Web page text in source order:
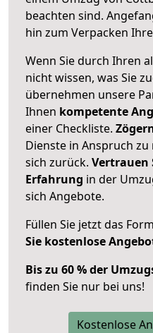
beachten sind.
hin zum Verpacken
Wenn Sie durch Ihren
nicht wissen, was Sie
übernehmen unsere
Ihnen kompetente
einer Checkliste.
Dienste in Anspruch
sich zurück. Vertrauen
Erfahrung in der
sich Angebote.
Füllen Sie jetzt das
Sie kostenlose
Bis zu 60 % der
finden Sie nur bei uns!
Kostenlose